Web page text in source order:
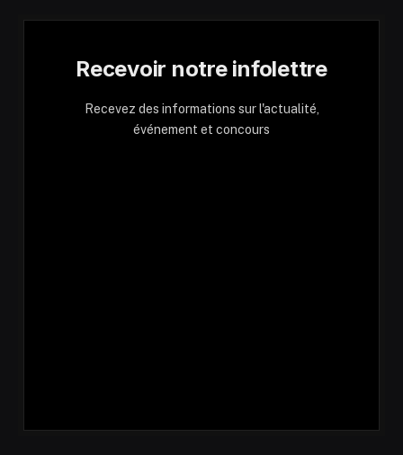
Recevoir notre infolettre
Recevez des informations sur l'actualité,
événement et concours